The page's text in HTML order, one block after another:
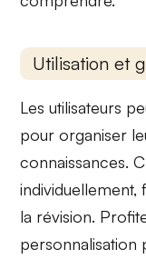
Utilisation et
Les utilisateurs
pour organiser
connaissances.
individuellement,
la révision.
personnalisation